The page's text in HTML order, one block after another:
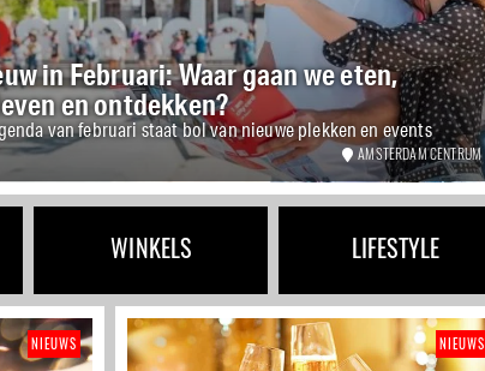
in Februari: Waar gaan we eten,
en ontdekken?
van februari staat bol van nieuwe plekken en events
AMSTERDAM CENTRUM
WINKELS LIFESTYLE
NIEUWS NIEUWS